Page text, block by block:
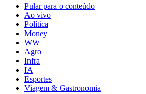
Pular para o conteúdo
Ao vivo
Política
Money
WW
Agro
Infra
IA
Esportes
Viagem & Gastronomia